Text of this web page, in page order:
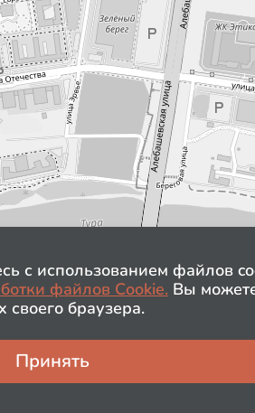
ИНКО
Обращаем ваше
исключительно
условиях
размещённые на
Застройщик имеет
с использованием файлов
файлов Сookie. Вы
своего браузера.
Принять